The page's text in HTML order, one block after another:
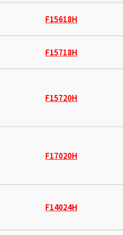
F15618H
F15718H
F15720H
F17020H
F14024H